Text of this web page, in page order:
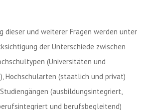
dieser und weiterer Fragen werden unter
der Unterschiede zwischen
(Universitäten und
Hochschularten (staatlich und privat)
(ausbildungsintegriert,
und berufsbegleitend)